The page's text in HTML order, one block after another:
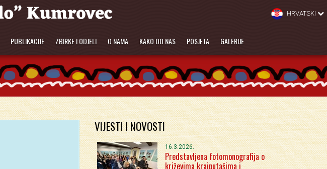
PUBLIKACIJE ZBIRKE I ODJELI O NAMA KAKO DO NAS POSJETA GALERIJE
HRVATSKI
VIJESTI I NOVOSTI
16.3.2026.
Predstavljena fotomonografija o
križevima krajputašima i